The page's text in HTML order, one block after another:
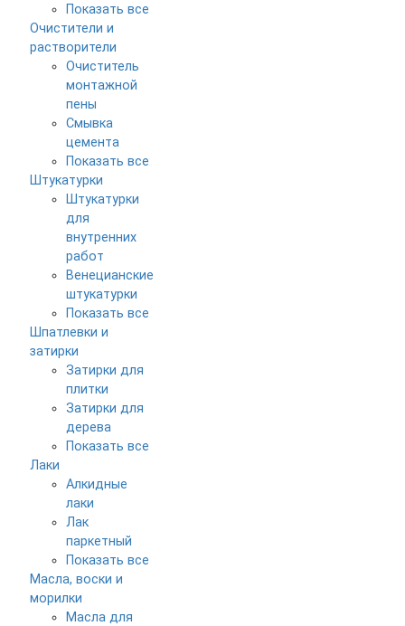
Показать все
Очистители и
растворители
Очиститель
монтажной
пены
Смывка
цемента
Показать все
Штукатурки
Штукатурки
для
внутренних
работ
Венецианские
штукатурки
Показать все
Шпатлевки и
затирки
Затирки для
плитки
Затирки для
дерева
Показать все
Лаки
Алкидные
лаки
Лак
паркетный
Показать все
Масла, воски и
морилки
Масла для